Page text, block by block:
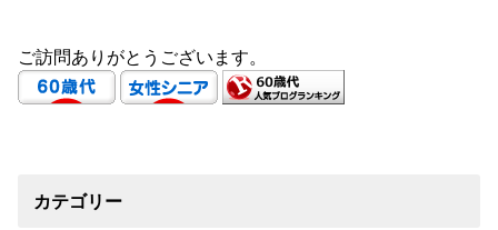
ご訪問ありがとうございます。
カテゴリー